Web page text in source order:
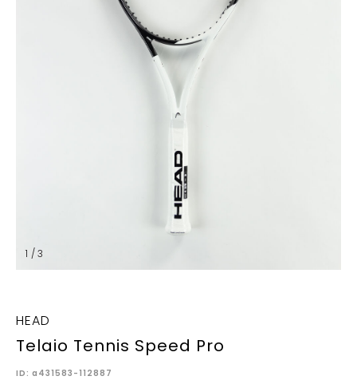
1 / 3
HEAD
Telaio Tennis Speed Pro
ID: a431583-112887